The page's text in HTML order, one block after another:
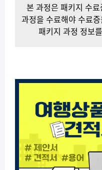
본 과정은 패키지 수
과정을 수료해야 수료
패키지 과정 정보